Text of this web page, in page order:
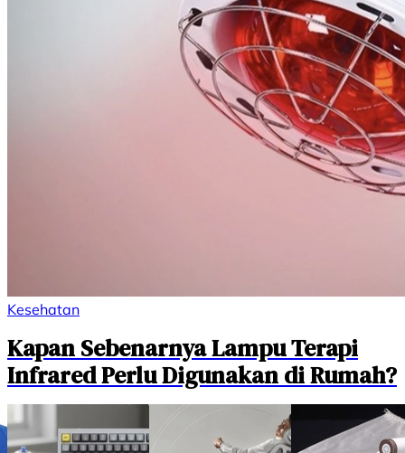
Kesehatan
Kapan Sebenarnya Lampu Terapi
Infrared Perlu Digunakan di Rumah?